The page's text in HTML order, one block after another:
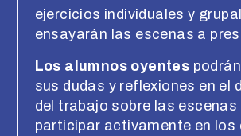
ejercicios individuales y
ensayarán las escenas a
Los alumnos oyentes
sus dudas y reflexiones en el
del trabajo sobre las escenas
participar activamente en los